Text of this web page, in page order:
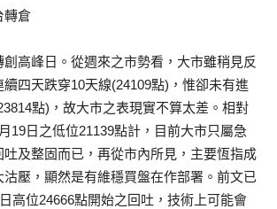
轉倉
高峰日。從週來之市勢看，大市雖稍見反
四天跌穿10天線(24109點)，惟卻未有進
點)，故大市之表現實不算太差。相對
19日之低位21139點計，目前大市只屬急
及整固而已，再從市內所見，主要恆指成
壓，顯然是有維穩買盤在作部署。前文已
高位24666點開始之回吐，技術上可能會